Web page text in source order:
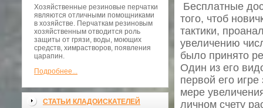
Хозяйственные резиновые перчатки
являются отличными помощниками
в хозяйстве. Перчаткам резиновым
хозяйственным отводится роль
защиты от грязи, воды, моющих
средств, химрастворов, появления
царапин.
Подробнее...
СТАТЬИ КЛАДОИСКАТЕЛЕЙ
Бесплатные
того, чтоб
тактики,
увеличению
было принято
Один из его
первой его
мере
личном счету